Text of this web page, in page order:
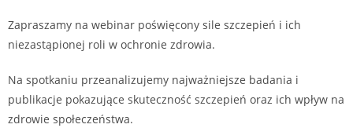
Zapraszamy na webinar poświęcony sile szczepień i ich
niezastąpionej roli w ochronie zdrowia.
Na spotkaniu przeanalizujemy najważniejsze badania i
publikacje pokazujące skuteczność szczepień oraz ich wpływ na
zdrowie społeczeństwa.